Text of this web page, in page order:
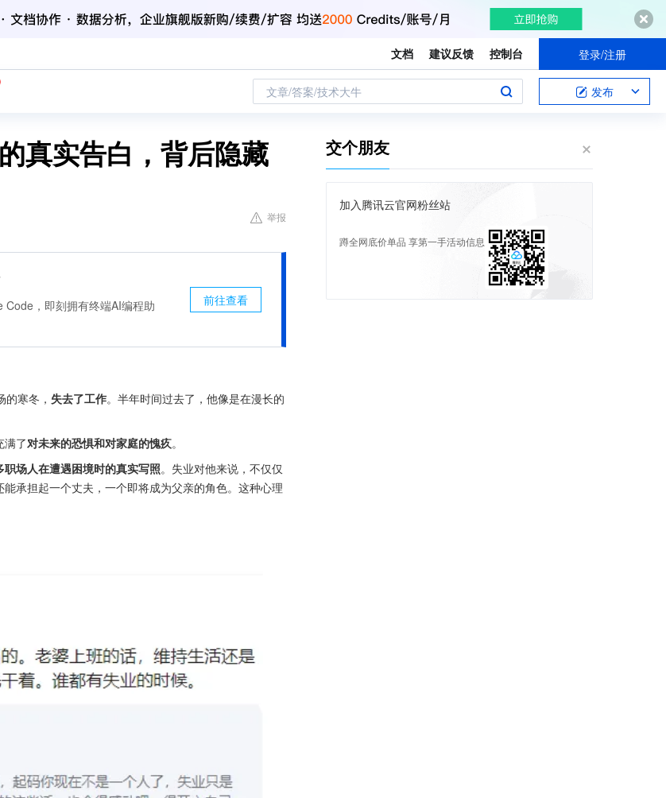
文档 建议反馈 控制台 登录/注册
文章/答案/技术大牛 发布
真实告白，背后隐藏
举报
，即刻拥有终端AI编程助
前往查看
寒冬， 失去了工作。半年时间过去了，他像是在漫长的
满了对未来的恐惧和对家庭的愧疚。
场人在遭遇困境时的真实写照。失业对他来说，不仅仅
承担起一个丈夫，一个即将成为父亲的角色。这种心理
交个朋友
加入腾讯云官网粉丝站
蹲全网底价单品 享第一手活动信息